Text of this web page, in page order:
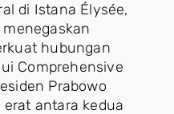
di Istana Élysée,
hubungan
Comprehensive
Prabowo
antara kedua